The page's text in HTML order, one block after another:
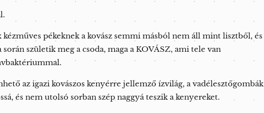
kézműves pékeknek a kovász semmi másból nem áll mint lisztből, és
születik meg a csoda, maga a KOVÁSZ, ami tele van
az igazi kovászos kenyérre jellemző ízvilág, a vadélesztőgombák
és nem utolsó sorban szép naggyá teszik a kenyereket.